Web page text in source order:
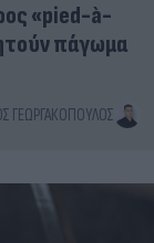
«pied-à-
πάγωμα
ΓΕΩΡΓΑΚΌΠΟΥΛΟΣ